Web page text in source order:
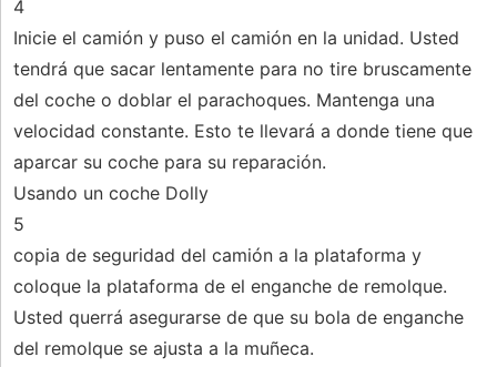
4
Inicie el camión y puso el camión en la unidad. Usted
tendrá que sacar lentamente para no tire bruscamente
del coche o doblar el parachoques. Mantenga una
velocidad constante. Esto te llevará a donde tiene que
aparcar su coche para su reparación.
Usando un coche Dolly
5
copia de seguridad del camión a la plataforma y
coloque la plataforma de el enganche de remolque.
Usted querrá asegurarse de que su bola de enganche
del remolque se ajusta a la muñeca.